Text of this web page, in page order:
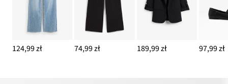
124,99 zł 74,99 zł 189,99 zł 97,99 zł